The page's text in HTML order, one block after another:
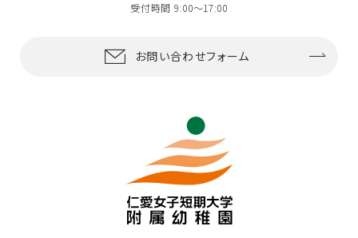
受付時間 9:00〜17:00
お問い合わせフォーム